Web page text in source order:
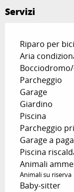
Servizi
Riparo per
Aria
Parcheggio
Garage
Giardino
Piscina
Parcheggio
Garage a
Piscina
Animali
Animali su riserva
Baby-sitter